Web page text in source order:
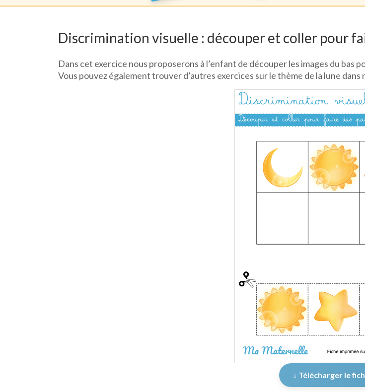
Discrimination visuelle : découper et coller pour
Dans cet exercice nous proposerons à l’enfant de découper les images du bas
Vous pouvez également trouver d’autres exercices sur le thème de la lune
↓ Télécharger le